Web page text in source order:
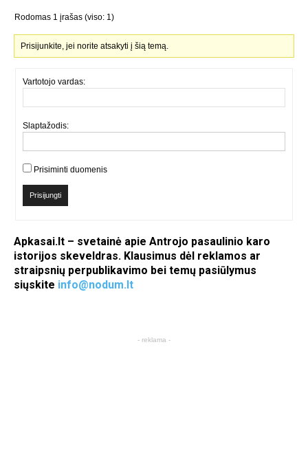
Rodomas 1 įrašas (viso: 1)
Prisijunkite, jei norite atsakyti į šią temą.
Vartotojo vardas:
Slaptažodis:
Prisiminti duomenis
Prisijungti
Apkasai.lt – svetainė apie Antrojo pasaulinio karo
istorijos skeveldras. Klausimus dėl reklamos ar
straipsnių perpublikavimo bei temų pasiūlymus
siųskite info@nodum.lt
- reklama -